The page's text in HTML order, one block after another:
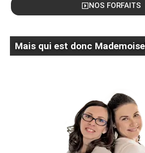
NOS FORFAITS
Mais qui est donc